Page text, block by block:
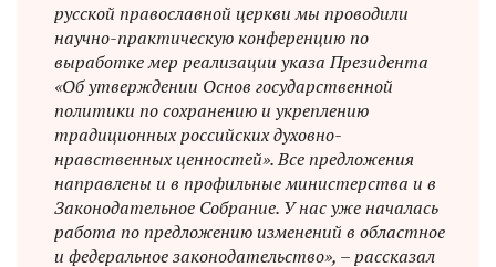
русской православной церкви мы проводили
научно-практическую конференцию по
выработке мер реализации указа Президента
«Об утверждении Основ государственной
политики по сохранению и укреплению
традиционных российских духовно-
нравственных ценностей». Все предложения
направлены и в профильные министерства и в
Законодательное Собрание. У нас уже началась
работа по предложению изменений в областное
и федеральное законодательство», – рассказал